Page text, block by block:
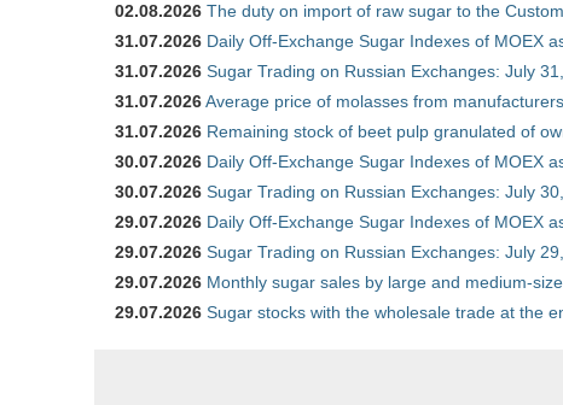
02.08.2026 The duty on import of raw sugar to the
31.07.2026 Daily Off-Exchange Sugar Indexes of MOEX
31.07.2026 Sugar Trading on Russian Exchanges: July
31.07.2026Average price of molasses from
31.07.2026 Remaining stock of beet pulp granulated of
30.07.2026 Daily Off-Exchange Sugar Indexes of MOEX
30.07.2026 Sugar Trading on Russian Exchanges: July
29.07.2026 Daily Off-Exchange Sugar Indexes of MOEX
29.07.2026 Sugar Trading on Russian Exchanges: July
29.07.2026 Monthly sugar sales by large and medium-
29.07.2026 Sugar stocks with the wholesale trade at the